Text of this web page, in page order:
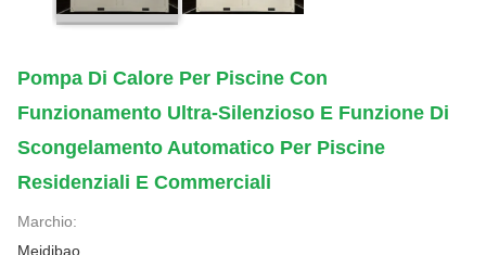
Pompa Di Calore Per Piscine Con
Funzionamento Ultra-Silenzioso E Funzione Di
Scongelamento Automatico Per Piscine
Residenziali E Commerciali
Marchio:
Meidibao